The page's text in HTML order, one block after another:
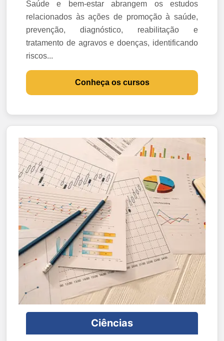
Saúde e bem-estar abrangem os estudos
relacionados às ações de promoção à saúde,
prevenção, diagnóstico, reabilitação e
tratamento de agravos e doenças, identificando
riscos...
Conheça os cursos
Ciências